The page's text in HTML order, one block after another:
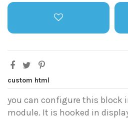
custom html
you can configure this block
module. It is hooked in